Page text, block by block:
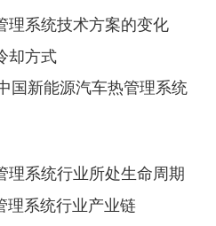
理系统技术方案的变化
却方式
国新能源汽车热管理系统
理系统行业所处生命周期
理系统行业产业链